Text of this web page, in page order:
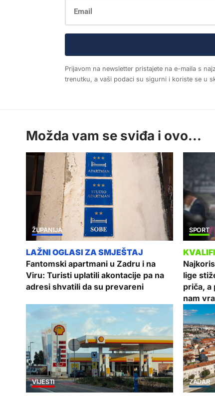
Prijavom na newsletter pristajete na e-maila s
trenutku, a vaši podaci su sigurni i koriste se u
Možda vam se sviđa i ovo...
ŽUPANIJA
Fantomski apartmani u Zadru i na
Viru: Turisti uplatili akontacije pa na
adresi shvatili da su prevareni
SPORT
lige
priča, a
nam
VIJESTI ZADAR